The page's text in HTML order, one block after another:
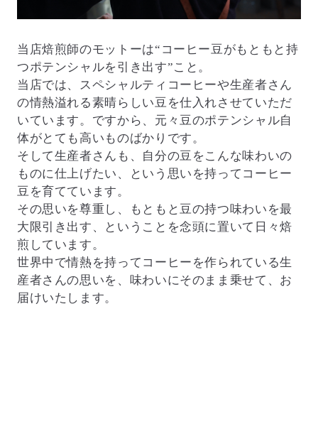
当店焙煎師のモットーは“コーヒー豆がもともと持
つポテンシャルを引き出す”こと。
当店では、スペシャルティコーヒーや生産者さん
の情熱溢れる素晴らしい豆を仕入れさせていただ
いています。ですから、元々豆のポテンシャル自
体がとても高いものばかりです。
そして生産者さんも、自分の豆をこんな味わいの
ものに仕上げたい、という思いを持ってコーヒー
豆を育てています。
その思いを尊重し、もともと豆の持つ味わいを最
大限引き出す、ということを念頭に置いて日々焙
煎しています。
世界中で情熱を持ってコーヒーを作られている生
産者さんの思いを、味わいにそのまま乗せて、お
届けいたします。